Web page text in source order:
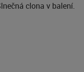
clona v balení.